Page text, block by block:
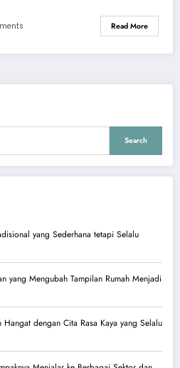
Read More
Search
yang Sederhana tetapi Selalu
yang Mengubah Tampilan Rumah Menjadi
dengan Cita Rasa Kaya yang Selalu